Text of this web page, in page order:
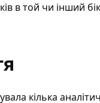
в той чи інший
кілька